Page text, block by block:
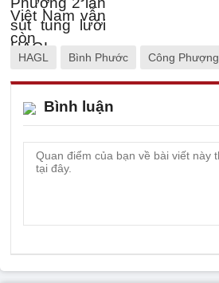
HAGL Bình Phước Công Phượng
Bình luận